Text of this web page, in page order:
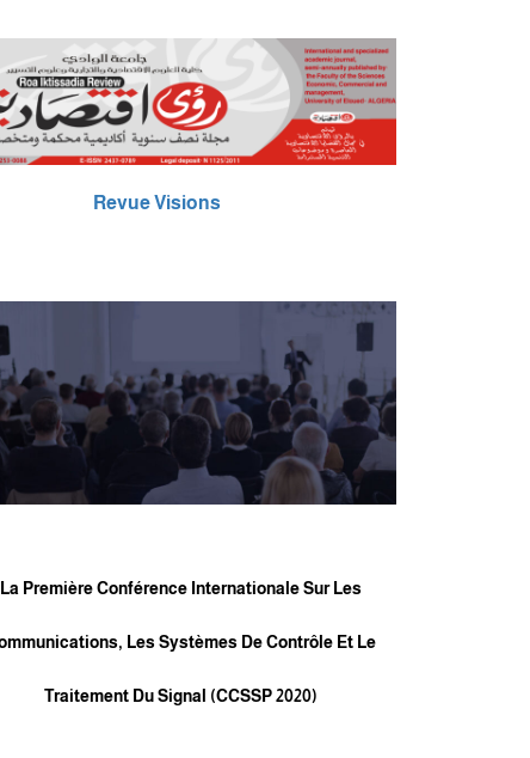
Revue Visions
La Première Conférence Internationale Sur Les
Les Systèmes De Contrôle Et Le
Traitement Du Signal (CCSSP 2020)